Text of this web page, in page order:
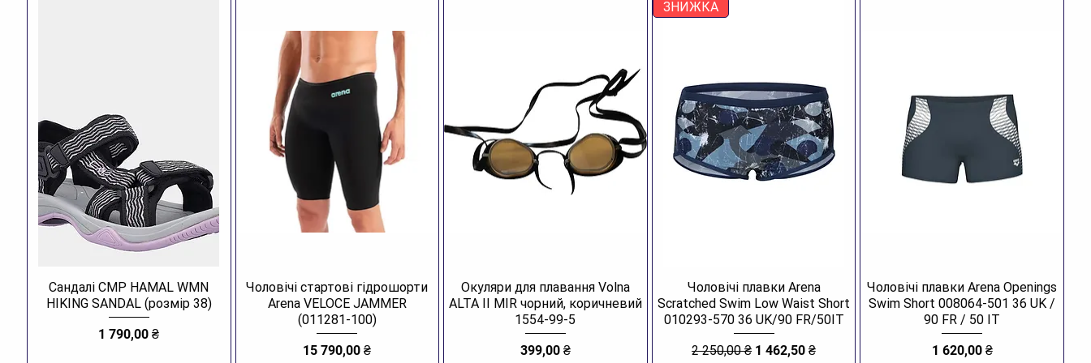
Рекреаційний дайвінг у помірних широтах.
Поради щодо догляду
Після використання у солоній воді обов'язково промийте
прісною водою. Зберігайте у розстебнутому стані в тіні,
уникаючи прямих сонячних променів, щоб неопрен не
Сандалі CMP HAMAL WMN
HIKING SANDAL (розмір 38)
Ціна
1 790,00 ₴
Чоловічі стартові гідрошорти
Arena VELOCE JAMMER
(011281-100)
Ціна
15 790,00 ₴
Окуляри для плавання Volna
ALTA II MIR чорний, коричневий
1554-99-5
Ціна
399,00 ₴
ЗНИЖКА
Чоловічі плавки Arena
Scratched Swim Low Waist Short
010293-570 36 UK/90 FR/50IT
Звичайна ціна
2 250,00 ₴ За розпродажем
1 462,50 ₴
Чоловічі плавки Arena Openings
Swim Short 008064-501 36 UK /
90 FR / 50 IT
Ціна
1 620,00 ₴